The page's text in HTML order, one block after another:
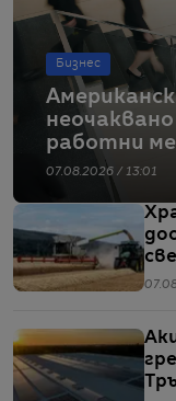
Бизнес
работни
07.08.2026 / 13:01